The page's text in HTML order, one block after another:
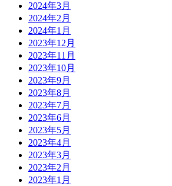
2024年3月
2024年2月
2024年1月
2023年12月
2023年11月
2023年10月
2023年9月
2023年8月
2023年7月
2023年6月
2023年5月
2023年4月
2023年3月
2023年2月
2023年1月